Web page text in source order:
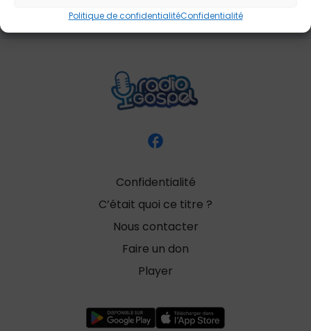
Politique de confidentialitéConfidentialité
Confidentialité
C’était quoi ce titre ?
Nous contacter
Faire un don
Player